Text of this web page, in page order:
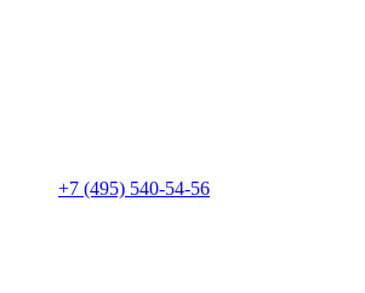
+7 (495) 540-54-56